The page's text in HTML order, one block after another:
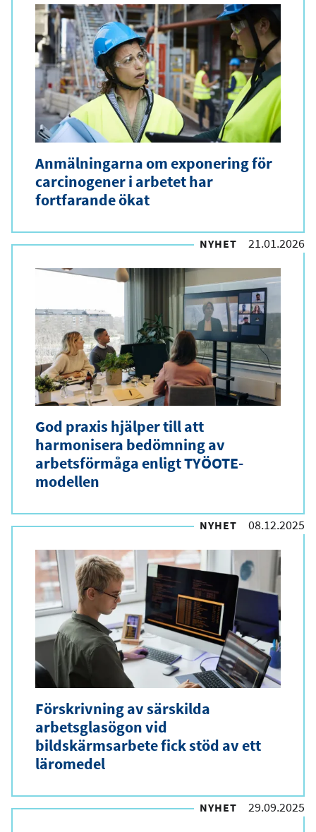
Anmälningarna om exponering för
carcinogener i arbetet har
fortfarande ökat
NYHET 21.01.2026
God praxis hjälper till att
harmonisera bedömning av
arbetsförmåga enligt TYÖOTE-
modellen
NYHET 08.12.2025
Förskrivning av särskilda
arbetsglasögon vid
bildskärmsarbete fick stöd av ett
läromedel
NYHET 29.09.2025